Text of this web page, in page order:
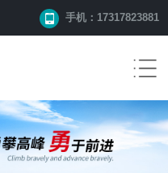
手机：17317823881